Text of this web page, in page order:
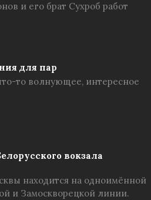
и его брат Сухроб работ
для пар
то волнующее, интересное
вокзала
находится на одноимённой
и Замоскворецкой линии.